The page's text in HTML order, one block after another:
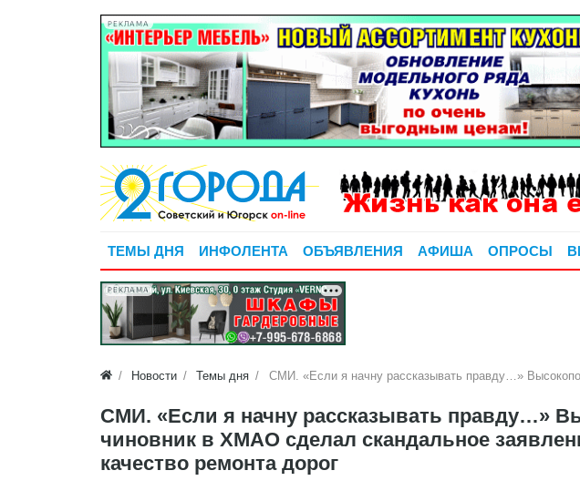
РЕКЛАМА
ТЕМЫ ДНЯ ИНФОЛЕНТА ОБЪЯВЛЕНИЯ АФИША ОПРОСЫ
РЕКЛАМА
Новости Темы дня СМИ. «Если я начну рассказывать правду…»
СМИ. «Если я начну рассказывать правду…»
чиновник в ХМАО сделал скандальное
качество ремонта дорог